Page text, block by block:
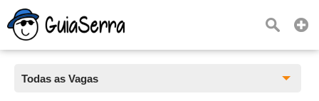
Todas as Vagas